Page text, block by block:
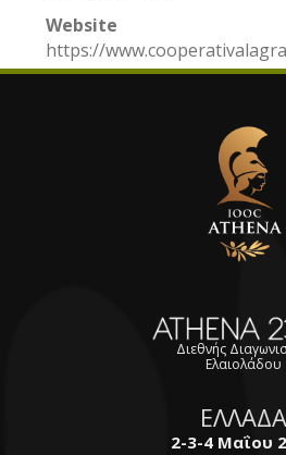
Website
https://
Διεθνής
Ελαιολάδου
ΕΛΛΑΔΑ
2-3-4 Μαΐου